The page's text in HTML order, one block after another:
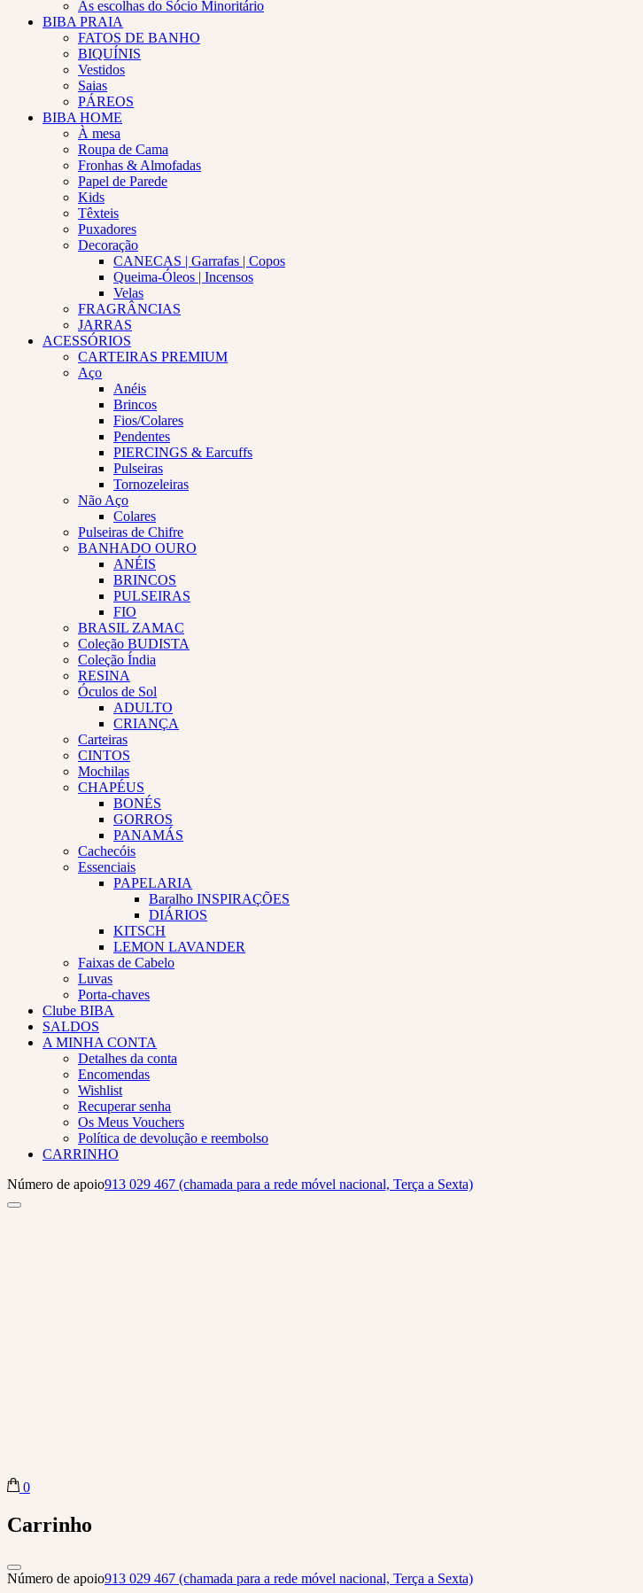
As escolhas do Sócio Minoritário
BIBA PRAIA
FATOS DE BANHO
BIQUÍNIS
Vestidos
Saias
PÁREOS
BIBA HOME
À mesa
Roupa de Cama
Fronhas & Almofadas
Papel de Parede
Kids
Têxteis
Puxadores
Decoração
CANECAS | Garrafas | Copos
Queima-Óleos | Incensos
Velas
FRAGRÂNCIAS
JARRAS
ACESSÓRIOS
CARTEIRAS PREMIUM
Aço
Anéis
Brincos
Fios/Colares
Pendentes
PIERCINGS & Earcuffs
Pulseiras
Tornozeleiras
Não Aço
Colares
Pulseiras de Chifre
BANHADO OURO
ANÉIS
BRINCOS
PULSEIRAS
FIO
BRASIL ZAMAC
Coleção BUDISTA
Coleção Índia
RESINA
Óculos de Sol
ADULTO
CRIANÇA
Carteiras
CINTOS
Mochilas
CHAPÉUS
BONÉS
GORROS
PANAMÁS
Cachecóis
Essenciais
PAPELARIA
Baralho INSPIRAÇÕES
DIÁRIOS
KITSCH
LEMON LAVANDER
Faixas de Cabelo
Luvas
Porta-chaves
Clube BIBA
SALDOS
A MINHA CONTA
Detalhes da conta
Encomendas
Wishlist
Recuperar senha
Os Meus Vouchers
Política de devolução e reembolso
CARRINHO
Número de apoio913 029 467 (chamada para a rede móvel nacional, Terça a Sexta)
Biba Concept Store
0
Carrinho
Número de apoio913 029 467 (chamada para a rede móvel nacional, Terça a Sexta)